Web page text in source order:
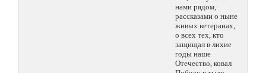
нами рядом,
рассказами о ныне
живых ветеранах,
о всех тех, кто
защищал в лихие
годы наше
Отечество, ковал